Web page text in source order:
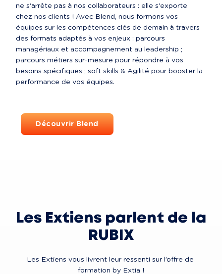
ne s'arrête pas à nos collaborateurs : elle s'exporte
chez nos clients ! Avec Blend, nous formons vos
équipes sur les compétences clés de demain à travers
des formats adaptés à vos enjeux : parcours
managériaux et accompagnement au leadership ;
parcours métiers sur-mesure pour répondre à vos
besoins spécifiques ; soft skills & Agilité pour booster la
performance de vos équipes.
Découvrir Blend
Les Extiens parlent de la
RUBIX
Les Extiens vous livrent leur ressenti sur l’offre de
formation by Extia !